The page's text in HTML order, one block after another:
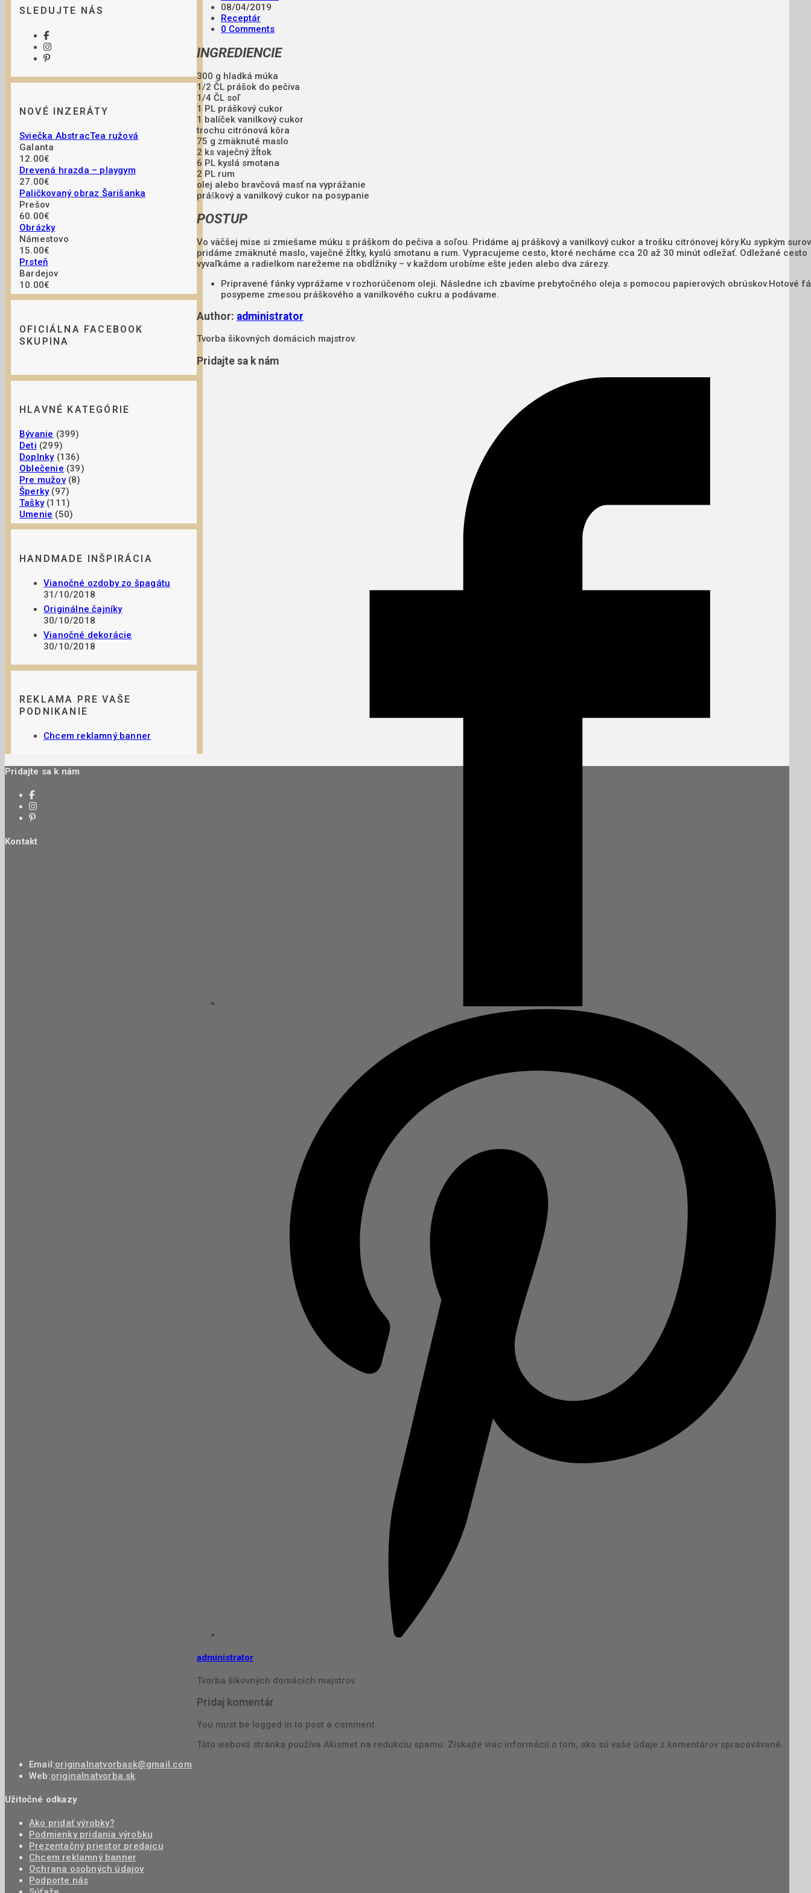
08/04/2019
Receptár
0 Comments
INGREDIENCIE
300 g hladká múka
1/2 ČL prášok do pečiva
1/4 ČL soľ
1 PL práškový cukor
1 balíček vanilkový cukor
trochu citrónová kôra
75 g zmäknuté maslo
2 ks vaječný žĺtok
6 PL kyslá smotana
2 PL rum
olej alebo bravčová masť na vyprážanie
práškový a vanilkový cukor na posypanie
POSTUP
Vo väčšej mise si zmiešame múku s práškom do pečiva a soľou. Pridáme aj práškový a vanilkový cukor a trošku citrónovej kôry.Ku sypkým
pridáme zmäknuté maslo, vaječné žĺtky, kyslú smotanu a rum. Vypracujeme cesto, ktoré necháme cca 20 až 30 minút odležať. Odležané cesto
vyvaľkáme a radielkom narežeme na obdĺžniky – v každom urobíme ešte jeden alebo dva zárezy.
Pripravené fánky vyprážame v rozhorúčenom oleji. Následne ich zbavíme prebytočného oleja s pomocou papierových obrúskov.Hotové
posypeme zmesou práškového a vanilkového cukru a podávame.
Author: administrator
Tvorba šikovných domácich majstrov.
Pridajte sa k nám
administrator
Tvorba šikovných domácich majstrov.
Pridaj komentár
You must be logged in to post a comment.
Táto webová stránka používa Akismet na redukciu spamu. Získajte viac informácií o tom, ako sú vaše údaje z komentárov spracovávané.
SLEDUJTE NÁS
NOVÉ INZERÁTY
Sviečka AbstracTea ružová
Galanta
12.00€
Drevená hrazda – playgym
27.00€
Paličkovaný obraz Šarišanka
Prešov
60.00€
Obrázky
Námestovo
15.00€
Prsteň
Bardejov
10.00€
OFICIÁLNA FACEBOOK
SKUPINA
HLAVNÉ KATEGÓRIE
Bývanie (399)
Deti (299)
Doplnky(136)
Oblečenie (39)
Pre mužov(8)
Šperky(97)
Tašky(111)
Umenie (50)
HANDMADE INŠPIRÁCIA
Vianočné ozdoby zo špagátu
31/10/2018
Originálne čajníky
30/10/2018
Vianočné dekorácie
30/10/2018
REKLAMA PRE VAŠE
PODNIKANIE
Chcem reklamný banner
Pridajte sa k nám
Kontakt
Email:originalnatvorbask@gmail.com
Web:originalnatvorba.sk
Užitočné odkazy
Ako pridať výrobky?
Podmienky pridania výrobku
Prezentačný priestor predajcu
Chcem reklamný banner
Ochrana osobných údajov
Podporte nás